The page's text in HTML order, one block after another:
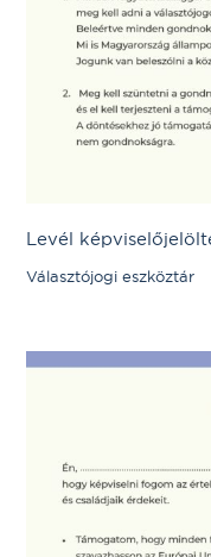
Levél
Választójogi eszköztár